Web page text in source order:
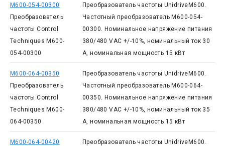
M600-054-00300
Преобразователь
частоты Control
Techniques M600-
054-00300
Преобразователь частоты UnidriveM600.
Частотный преобразователь M600-054-
00300. Номинальное напряжение питания
380/480 VAC +/-10%, номинальный ток 30
А, номинальная мощность 15 кВт
M600-064-00350
Преобразователь
частоты Control
Techniques M600-
064-00350
Преобразователь частоты UnidriveM600.
Частотный преобразователь M600-064-
00350. Номинальное напряжение питания
380/480 VAC +/-10%, номинальный ток 35
А, номинальная мощность 15 кВт
M600-064-00420
Преобразователь частоты UnidriveM600.